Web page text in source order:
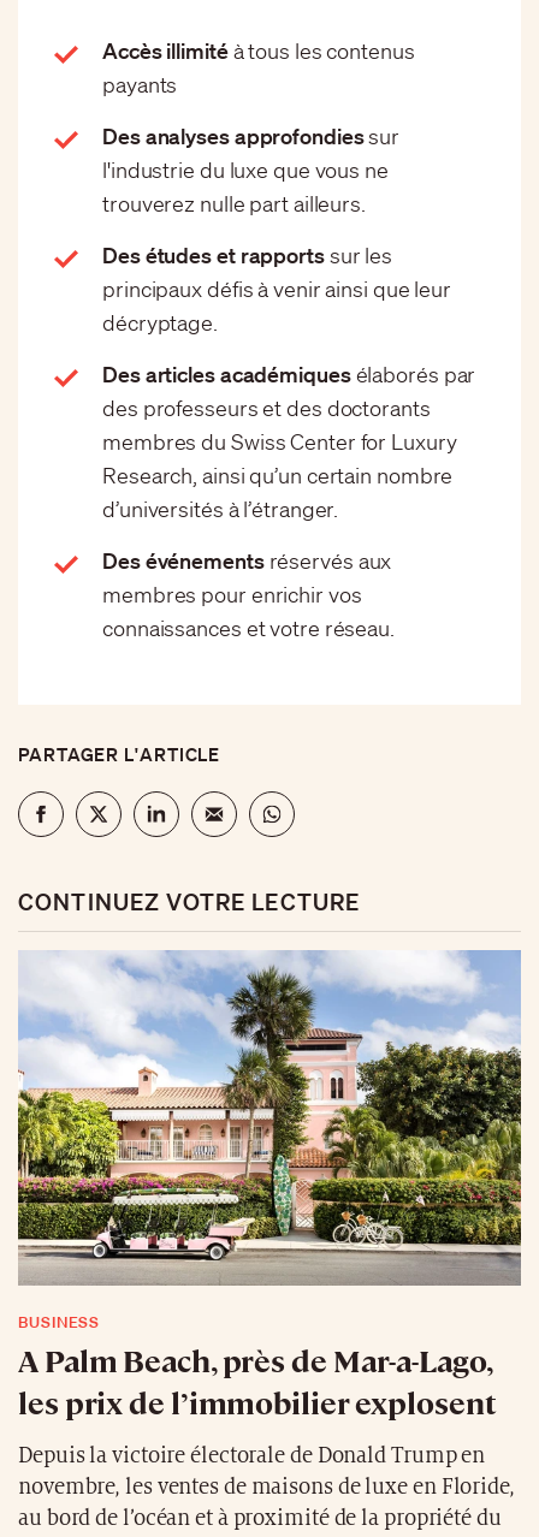
Accès illimitéà tous les contenus
payants
Des analyses approfondiessur
l'industrie du luxe que vous ne
trouverez nulle part ailleurs.
Des études et rapportssur les
principaux défis à venir ainsi que leur
décryptage.
Des articles académiquesélaborés par
des professeurs et des doctorants
membres du Swiss Center for Luxury
Research, ainsi qu’un certain nombre
d’universités à l’étranger.
Des événementsréservés aux
membres pour enrichir vos
connaissances et votre réseau.
PARTAGER L'ARTICLE
CONTINUEZ VOTRE LECTURE
BUSINESS
A Palm Beach, près de Mar-a-Lago,
les prix de l’immobilier explosent
Depuis la victoire électorale de Donald Trump en
novembre, les ventes de maisons de luxe en Floride,
au bord de l’océan et à proximité de la propriété du